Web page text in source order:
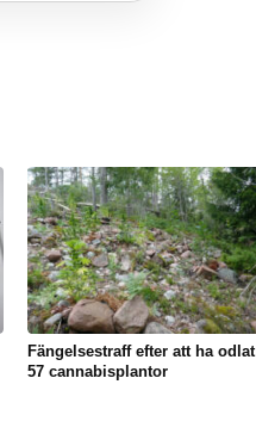
Fängelsestraff efter att ha odlat
57 cannabisplantor